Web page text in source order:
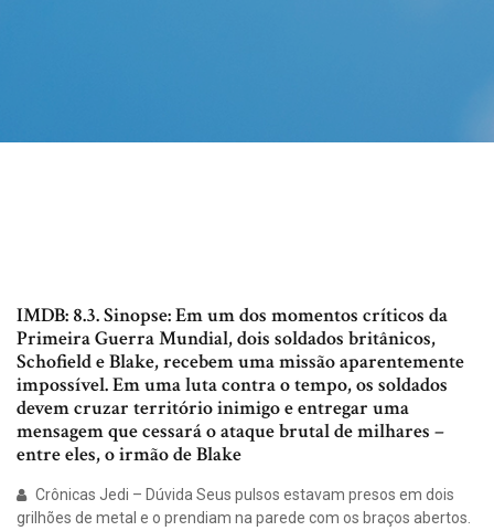
IMDB: 8.3. Sinopse: Em um dos momentos críticos da
Primeira Guerra Mundial, dois soldados britânicos,
Schofield e Blake, recebem uma missão aparentemente
impossível. Em uma luta contra o tempo, os soldados
devem cruzar território inimigo e entregar uma
mensagem que cessará o ataque brutal de milhares –
entre eles, o irmão de Blake
Crônicas Jedi – Dúvida Seus pulsos estavam presos em dois
grilhões de metal e o prendiam na parede com os braços abertos.